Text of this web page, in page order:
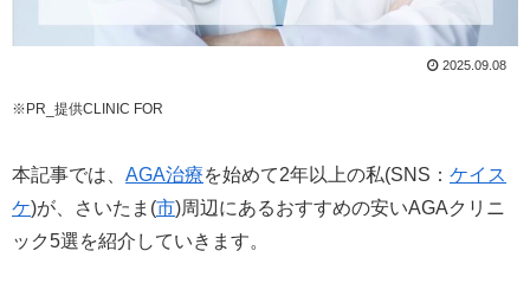
2025.09.08
※PR_提供CLINIC FOR
本記事では、 AGA治療を始めて2年以上の私(SNS： ケイス
ケ)が、さいたま(市)周辺にあるおすすめの安いAGAクリニ
ック5選を紹介していきます。